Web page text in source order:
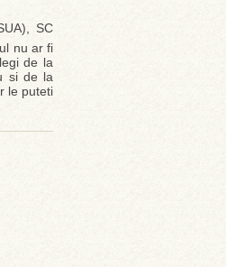
SC
nu ar fi
de la
si de la
le puteti